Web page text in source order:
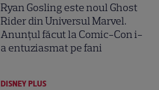
Ryan Gosling este noul Ghost
Rider din Universul Marvel.
Anunțul făcut la Comic-Con i-
a entuziasmat pe fani
DISNEY PLUS